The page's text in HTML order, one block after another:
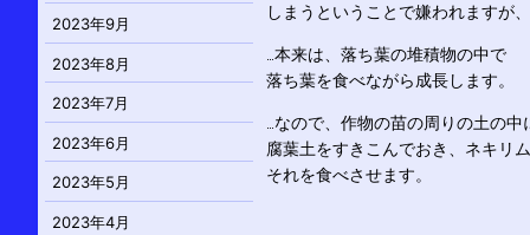
しまうということで嫌われますが、
…本来は、落ち葉の堆積物の中で
落ち葉を食べながら成長します。
…なので、作物の苗の周りの土の中
腐葉土をすきこんでおき、ネキリ
それを食べさせます。
2023年9月
2023年8月
2023年7月
2023年6月
2023年5月
2023年4月